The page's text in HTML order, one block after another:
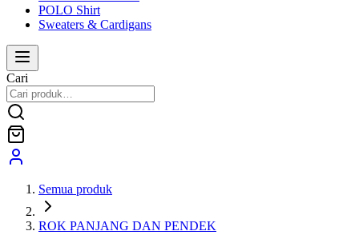
POLO Shirt
Sweaters & Cardigans
Cari
Semua produk
ROK PANJANG DAN PENDEK